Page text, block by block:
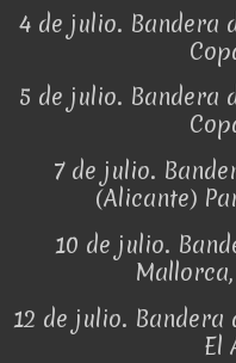
4 de julio. Bandera
5 de julio. Bandera
7 de julio.
(Alicante)
10 de julio.
12 de julio. Bandera
El